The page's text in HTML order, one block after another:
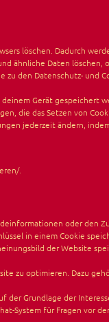
löschen. Dadurch
ähnliche Daten löschen,
den Datenschutz- und
Gerät gespeichert
die das Setzen von
jederzeit ändern,
.
oder den
in einem Cookie
der Website
zu optimieren. Dazu
Grundlage der
System für Fragen vor